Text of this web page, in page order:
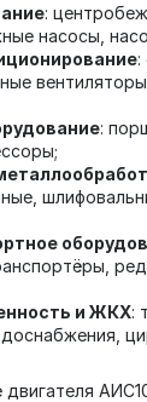
:
насосы,
:
:
и ЖКХ: